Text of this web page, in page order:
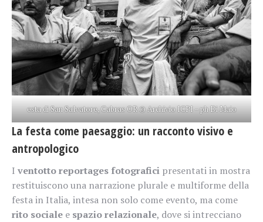
esta di San Salvatore, Cabras OR © Archivio ICPI – ph Di Maio
La festa come paesaggio: un racconto visivo e
antropologico
I ventotto reportages fotografici presentati in mostra
restituiscono una narrazione plurale e multiforme della
festa in Italia, intesa non solo come evento, ma come
rito sociale e spazio relazionale, dove si intrecciano